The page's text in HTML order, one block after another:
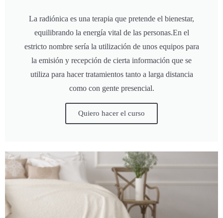
La radiónica es una terapia que pretende el bienestar,
equilibrando la energía vital de las personas.En el
estricto nombre sería la utilización de unos equipos para
la emisión y recepción de cierta información que se
utiliza para hacer tratamientos tanto a larga distancia
como con gente presencial.
Quiero hacer el curso